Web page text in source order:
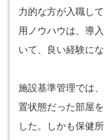
力的な方が入職し
用ノウハウは、導
いて、良い経験にな
施設基準管理では
置状態だった部屋
した。しかも保健